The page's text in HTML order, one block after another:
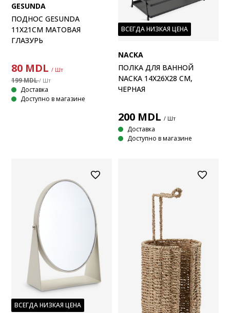
GESUNDA
ПОДНОС GESUNDA
11X21СМ МАТОВАЯ
ГЛАЗУРЬ
80 MDL / Шт
199 MDL/ Шт
Доставка
Доступно в магазине
ВСЕГДА НИЗКАЯ ЦЕНА
NACKA
ПОЛКА ДЛЯ ВАННОЙ
NACKA 14X26X28 СМ,
ЧЕРНАЯ
200 MDL / Шт
Доставка
Доступно в магазине
ВСЕГДА НИЗКАЯ ЦЕНА